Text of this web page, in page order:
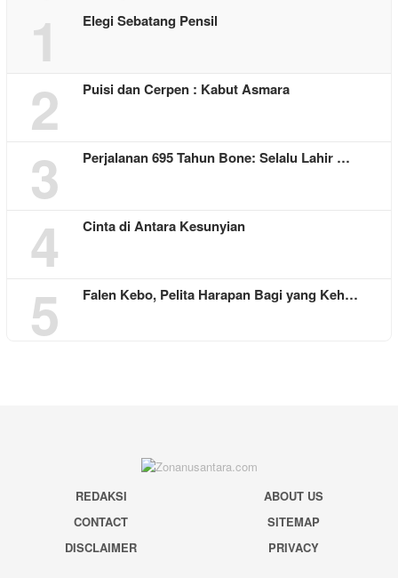
1 Elegi Sebatang Pensil
2 Puisi dan Cerpen : Kabut Asmara
3 Perjalanan 695 Tahun Bone: Selalu Lahir …
4 Cinta di Antara Kesunyian
5 Falen Kebo, Pelita Harapan Bagi yang Keh…
REDAKSI
ABOUT US
CONTACT
SITEMAP
DISCLAIMER
PRIVACY